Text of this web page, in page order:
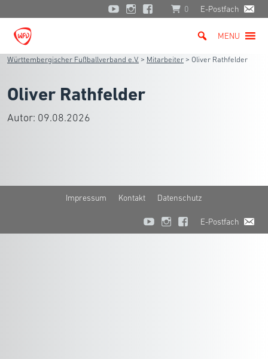
0 E-Postfach
MENU
Württembergischer Fußballverband e.V. > Mitarbeiter > Oliver Rathfelder
Oliver Rathfelder
Autor: 09.08.2026
Impressum Kontakt Datenschutz
E-Postfach